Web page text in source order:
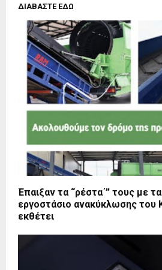
ΔΙΑΒΑΣΤΕ ΕΔΩ
Έπαιξαν τα “ρέστα΄” τους με
εργοστάσιο ανακύκλωσης
εκθέτει